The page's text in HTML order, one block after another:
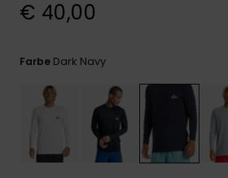
€ 40,00
Farbe Dark Navy